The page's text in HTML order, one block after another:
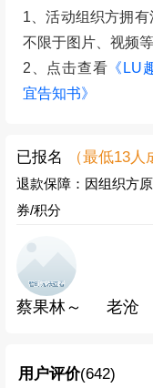
1、活动组织方拥
不限于图片、视频等
2、点击查看 《LU
宜告知书》
已报名 （最低13人
退款保障：因组织方
券/积分
蔡果林～ 老沧
用户评价(642)